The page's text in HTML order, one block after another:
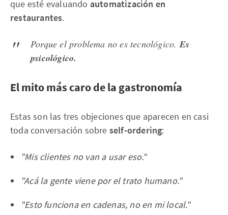
que esté evaluando automatización en
restaurantes.
Porque el problema no es tecnológico.Es
psicológico.
El mito más caro de la gastronomía
Estas son las tres objeciones que aparecen en casi
toda conversación sobre self-ordering:
"Mis clientes no van a usar eso."
"Acá la gente viene por el trato humano."
"Esto funciona en cadenas, no en mi local."